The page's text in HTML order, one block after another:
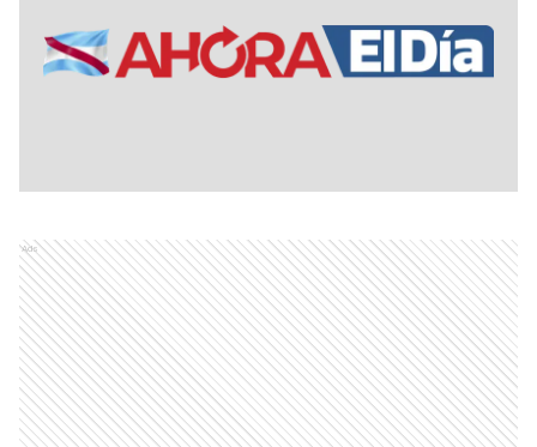
Ads